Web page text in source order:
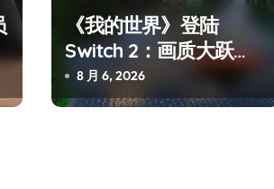
《我的世界》登陆
Switch 2：画质大跃
进，但鼠标操控才是真·
杀手锏？
8 月 6, 2026
声学霸主，
整体系’砸
顶级牌桌
追
货
创
8 月